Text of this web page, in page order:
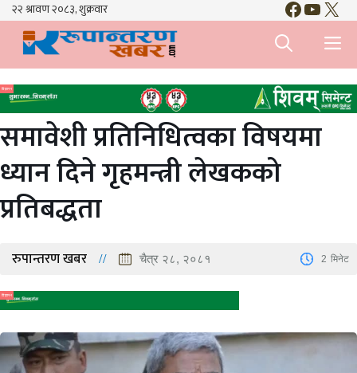
Skip
content
X
विज्ञापन
समावेशी प्रतिनिधित्वका विषयमा
ध्यान दिने गृहमन्त्री लेखकको
प्रतिबद्धता
रुपान्तरण खबर चैत्र २८, २०८१ 2 मिनेट
विज्ञापन